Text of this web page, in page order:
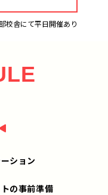
校舎にて平日開催あり
ション
の事前準備